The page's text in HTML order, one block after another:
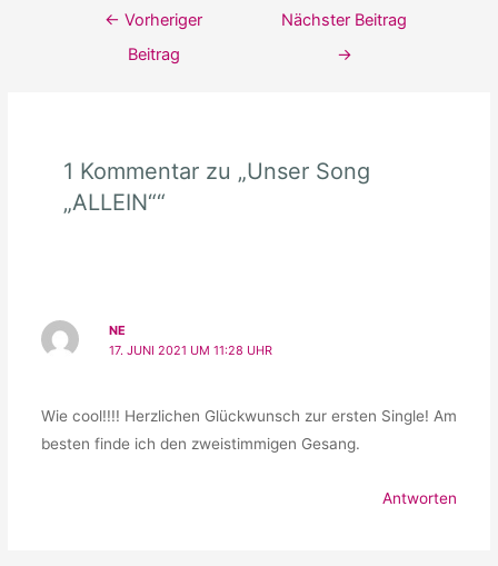
Beitragsnavigation
← Vorheriger
Beitrag
Nächster Beitrag
→
1 Kommentar zu „Unser Song
„ALLEIN““
NE
17. JUNI 2021 UM 11:28 UHR
Wie cool!!!! Herzlichen Glückwunsch zur ersten Single! Am
besten finde ich den zweistimmigen Gesang.
Antworten